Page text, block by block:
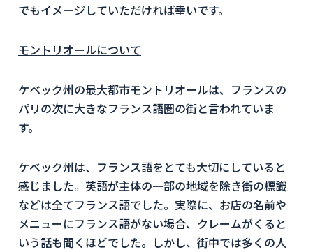
でもイメージしていただければ幸いです。
モントリオールについて
ケベック州の最大都市モントリオールは、フランスの
パリの次に大きなフランス語圏の街と言われていま
す。
ケベック州は、フランス語をとても大切にしていると
感じました。英語が主体の一部の地域を除き街の標識
などは全てフランス語でした。実際に、お店の名前や
メニューにフランス語がない場合、クレームがくると
いう話も聞くほどでした。しかし、街中では多くの人